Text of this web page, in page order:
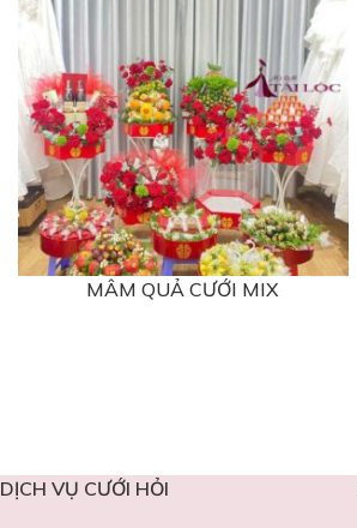
MÂM QUẢ CƯỚI MIX
DỊCH VỤ CƯỚI HỎI